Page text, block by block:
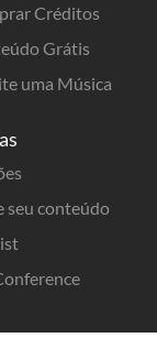
Créditos
Grátis
uma Música
seu conteúdo